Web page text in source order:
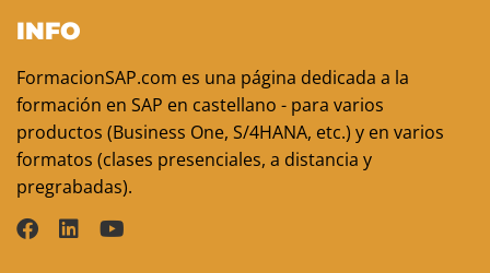
INFO
FormacionSAP.com es una página dedicada a la
formación en SAP en castellano - para varios
productos (Business One, S/4HANA, etc.) y en varios
formatos (clases presenciales, a distancia y
pregrabadas).